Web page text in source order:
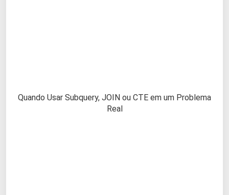
Quando Usar Subquery, JOIN ou CTE em um Problema
Real